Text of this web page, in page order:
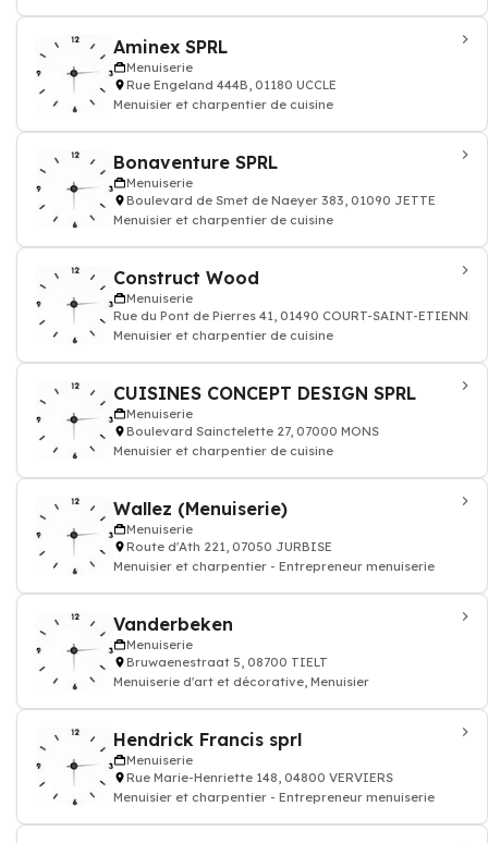
Aminex SPRL
Menuiserie
Rue Engeland 444B, 01180 UCCLE
Menuisier et charpentier de cuisine
Bonaventure SPRL
Menuiserie
Boulevard de Smet de Naeyer 383, 01090 JETTE
Menuisier et charpentier de cuisine
Construct Wood
Menuiserie
Rue du Pont de Pierres 41, 01490 COURT-SAINT-ETIENNE
Menuisier et charpentier de cuisine
CUISINES CONCEPT DESIGN SPRL
Menuiserie
Boulevard Sainctelette 27, 07000 MONS
Menuisier et charpentier de cuisine
Wallez (Menuiserie)
Menuiserie
Route d'Ath 221, 07050 JURBISE
Menuisier et charpentier - Entrepreneur menuiserie
Vanderbeken
Menuiserie
Bruwaenestraat 5, 08700 TIELT
Menuiserie d'art et décorative, Menuisier
Hendrick Francis sprl
Menuiserie
Rue Marie-Henriette 148, 04800 VERVIERS
Menuisier et charpentier - Entrepreneur menuiserie